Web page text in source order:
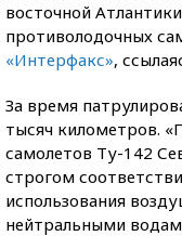
восточной
противолодочных
«Интерфакс»,
За время
тысяч километров.
самолетов Ту-142
строгом
использования
нейтральными